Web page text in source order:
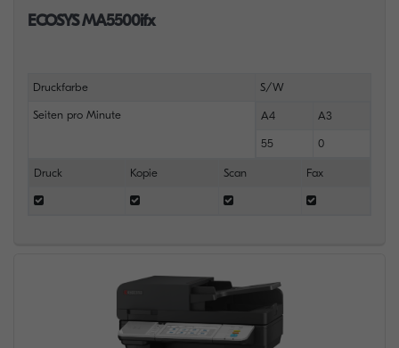
ECOSYS MA5500ifx
Druckfarbe S/W
Seiten pro Minute A4 A3
55 0
Druck Kopie Scan Fax